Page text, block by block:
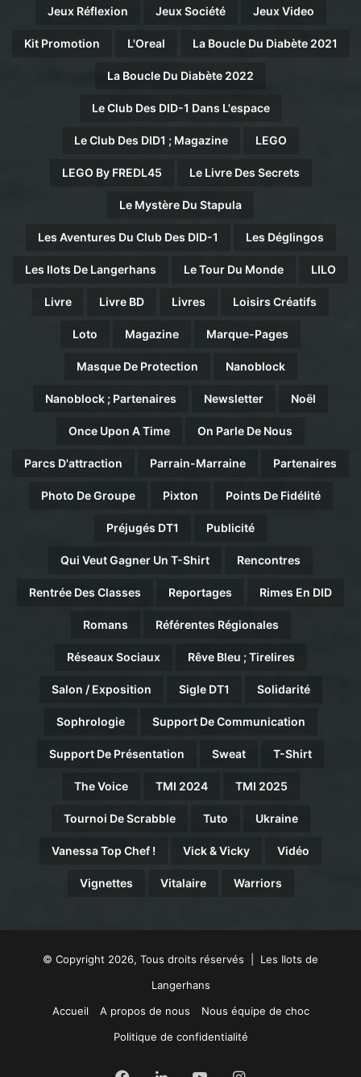
Jeux Réflexion Jeux Société Jeux Video
Kit Promotion L'Oreal La Boucle Du Diabète 2021
La Boucle Du Diabète 2022
Le Club Des DID-1 Dans L'espace
Le Club Des DID1 ; Magazine LEGO
LEGO By FREDL45 Le Livre Des Secrets
Le Mystère Du Stapula
Les Aventures Du Club Des DID-1 Les Déglingos
Les Ilots De Langerhans Le Tour Du Monde LILO
Livre Livre BD Livres Loisirs Créatifs
Loto Magazine Marque-Pages
Masque De Protection Nanoblock
Nanoblock ; Partenaires Newsletter Noël
Once Upon A Time On Parle De Nous
Parcs D'attraction Parrain-Marraine Partenaires
Photo De Groupe Pixton Points De Fidélité
Préjugés DT1 Publicité
Qui Veut Gagner Un T-Shirt Rencontres
Rentrée Des Classes Reportages Rimes En DID
Romans Référentes Régionales
Réseaux Sociaux Rêve Bleu ; Tirelires
Salon / Exposition Sigle DT1 Solidarité
Sophrologie Support De Communication
Support De Présentation Sweat T-Shirt
The Voice TMI 2024 TMI 2025
Tournoi De Scrabble Tuto Ukraine
Vanessa Top Chef ! Vick & Vicky Vidéo
Vignettes Vitalaire Warriors
© Copyright 2026, Tous droits réservés | Les Ilots de
Langerhans
Accueil
A propos de nous
Nous équipe de choc
Politique de confidentialité